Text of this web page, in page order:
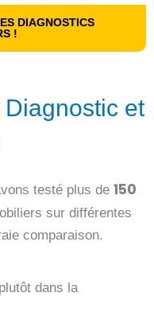
DIAGNOSTICS
!
et
testé plus de 150
sur différentes
comparaison.
dans la